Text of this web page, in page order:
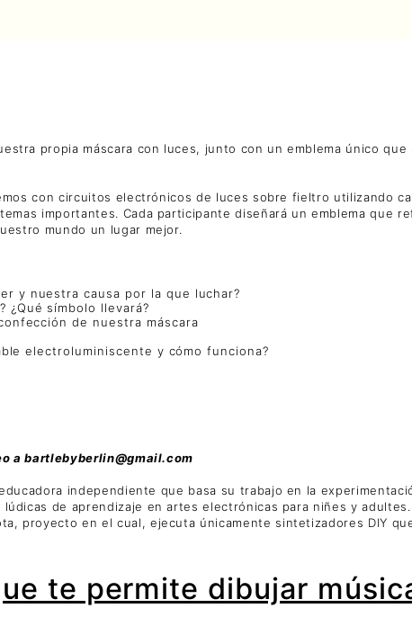
propia máscara con luces, junto con un emblema único
con circuitos electrónicos de luces sobre fieltro utilizando
importantes. Cada participante diseñará un emblema que
mundo un lugar mejor.
y nuestra causa por la que luchar?
¿Qué símbolo llevará?
de nuestra máscara
electroluminiscente y cómo funciona?
a bartlebyberlin@gmail.com
independiente que basa su trabajo en la
de aprendizaje en artes electrónicas para niñes y
proyecto en el cual, ejecuta únicamente sintetizadores DIY
te permite dibujar